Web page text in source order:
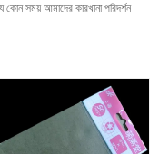
সময় আমাদের কারখানা পরিদর্শন